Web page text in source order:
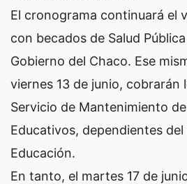
El cronograma continuará el
con becados de Salud
Gobierno del Chaco. Ese
viernes 13 de junio, cobrarán
Servicio de Mantenimiento
Educativos, dependientes
Educación.
En tanto, el martes 17 de